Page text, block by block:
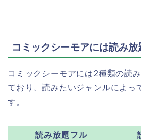
コミックシーモアには読み
コミックシーモアには2種類の読
ており、読みたいジャンルによっ
す。
読み放題フル